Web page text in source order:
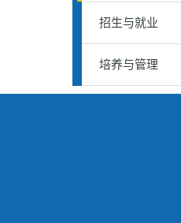
招生与就业
培养与管理